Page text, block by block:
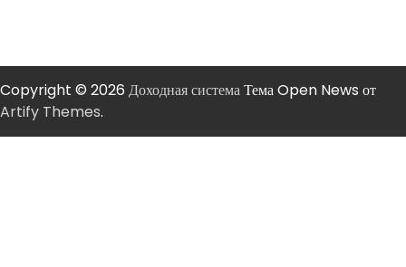
Copyright © 2026 Доходная системаТема Open News от
Artify Themes.